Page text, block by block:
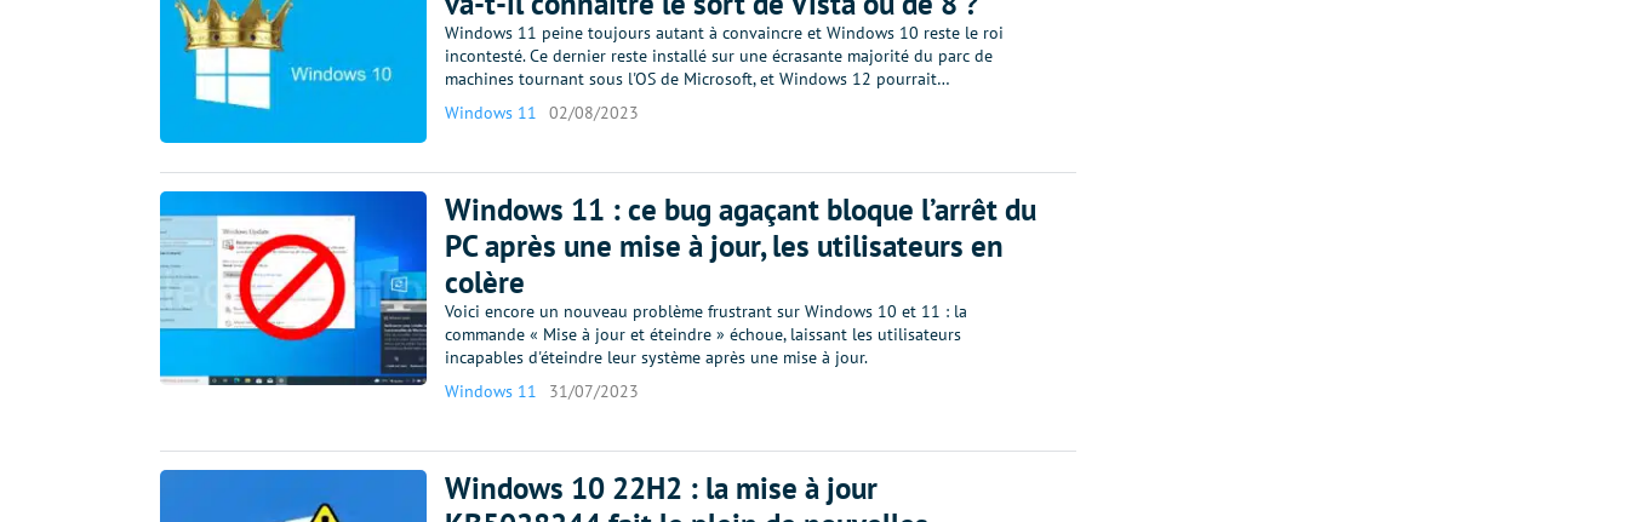
Windows 11 peine toujours autant à convaincre et Windows 10 reste le roi
incontesté. Ce dernier reste installé sur une écrasante majorité du parc de
machines tournant sous l'OS de Microsoft, et Windows 12 pourrait…
Windows 11
02/08/2023
Windows 11 : ce bug agaçant bloque l’arrêt du
PC après une mise à jour, les utilisateurs en
colère
Voici encore un nouveau problème frustrant sur Windows 10 et 11 : la
commande « Mise à jour et éteindre » échoue, laissant les utilisateurs
incapables d'éteindre leur système après une mise à jour.
Windows 11
31/07/2023
Windows 10 22H2 : la mise à jour